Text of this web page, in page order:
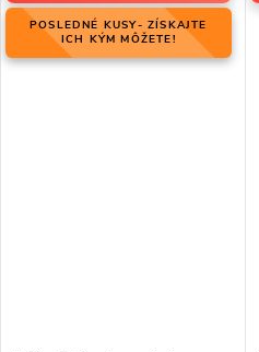
POSLEDNÉ KUSY- ZÍSKAJTE
ICH KÝM MÔŽETE!